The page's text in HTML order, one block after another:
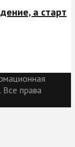
а старт
права